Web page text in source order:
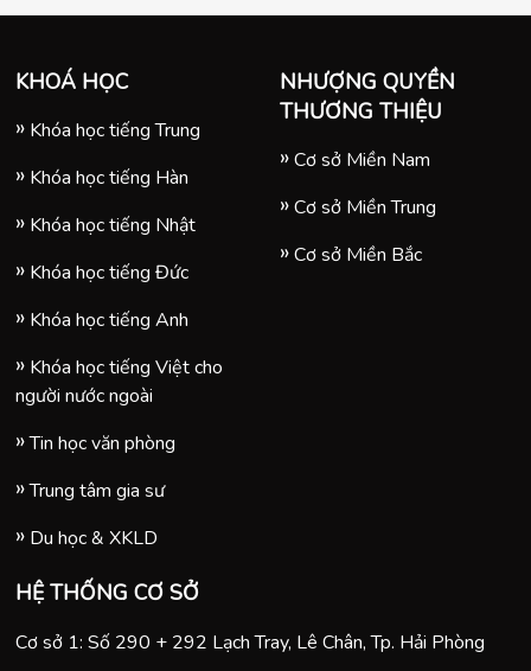
KHOÁ HỌC
Khóa học tiếng Trung
Khóa học tiếng Hàn
Khóa học tiếng Nhật
Khóa học tiếng Đức
Khóa học tiếng Anh
Khóa học tiếng Việt cho
người nước ngoài
Tin học văn phòng
Trung tâm gia sư
Du học & XKLD
NHƯỢNG QUYỀN
THƯƠNG THIỆU
Cơ sở Miền Nam
Cơ sở Miền Trung
Cơ sở Miền Bắc
HỆ THỐNG CƠ SỞ
Cơ sở 1: Số 290 + 292 Lạch Tray, Lê Chân, Tp. Hải Phòng